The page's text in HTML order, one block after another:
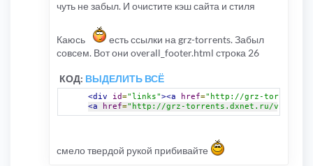
чуть не забыл. И очистите кэш сайта и стиля
Каюсь
есть ссылки на grz-torrents. Забыл
совсем. Вот они overall_footer.html строка 26
КОД: ВЫДЕЛИТЬ ВСЁ
<div id="links"><a href="http://grz-
<a
href="http://grz-torrents.dxnet.ru/
смело твердой рукой прибивайте